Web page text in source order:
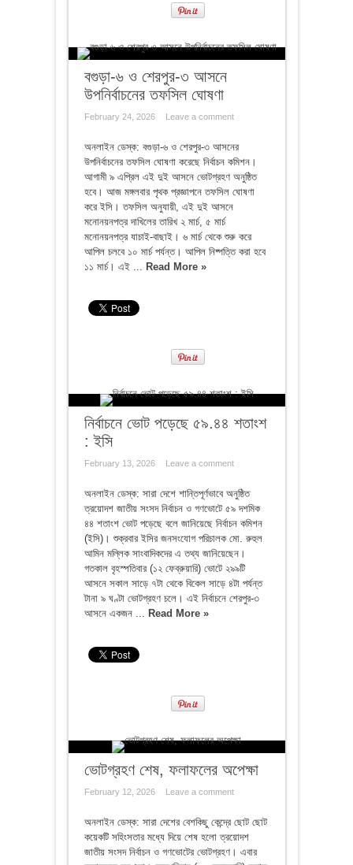
বগুড়া-৬ ও শেরপুর-৩ আসনে
উপনির্বাচনের তফসিল ঘোষণা
February 24, 2026 Leave a comment
অনলাইন ডেস্ক: বগুড়া-৬ ও শেরপুর-৩ আসনের
উপনির্বাচনের তফসিল ঘোষণা করেছে নির্বাচন কমিশন।
আগামী ৯ এপ্রিল এই দুই আসনে ভোটগ্রহণ অনুষ্ঠিত
হবে। আজ মঙ্গলবার পৃথক প্রজ্ঞাপনে তফসিল ঘোষণা
করে ইসি। তফসিল অনুযায়ী, এই দুই আসনে
মনোনয়নপত্র দাখিলের তারিখ ২ মার্চ, ৫ মার্চ
মনোনয়নপত্র যাচাই-বাছাই। ৬ মার্চ থেকে শুরু করে
আপিল চলবে ১০ মার্চ পর্যন্ত। আপিল নিষ্পত্তি করা হবে
১১ মার্চ। এই ... Read More »
নির্বাচনে ভোট পড়েছে ৫৯.৪৪ শতাংশ
: ইসি
February 13, 2026 Leave a comment
অনলাইন ডেস্ক: সারা দেশে শান্তিপূর্ণভাবে অনুষ্ঠিত
ত্রয়োদশ জাতীয় সংসদ নির্বাচন ও গণভোটে ৫৯ দশমিক
৪৪ শতাংশ ভোট পড়েছে বলে জানিয়েছে নির্বাচন কমিশন
(ইসি)। শুক্রবার ইসির জনসংযোগ পরিচালক মো. রুহুল
আমিন মল্লিক সাংবাদিকদের এ তথ্য জানিয়েছেন।
গতকাল বৃহস্পতিবার (১২ ফেব্রুয়ারি) ভোটে ২৯৯টি
আসনে সকাল সাড়ে ৭টা থেকে বিকেল সাড়ে ৪টা পর্যন্ত
টানা ৯ ঘণ্টা ভোটগ্রহণ চলে। এই নির্বাচনে শেরপুর-৩
আসনে একজন ... Read More »
ভোটগ্রহণ শেষ, ফলাফলের অপেক্ষা
February 12, 2026 Leave a comment
অনলাইন ডেস্ক: সারা দেশের বেশকিছু কেন্দ্রে ছোট ছোট
কয়েকটি সহিংসতার মধ্যে দিয়ে শেষ হলো ত্রয়োদশ
জাতীয় সংসদ নির্বাচন ও গণভোটের ভোটগ্রহণ। এবার